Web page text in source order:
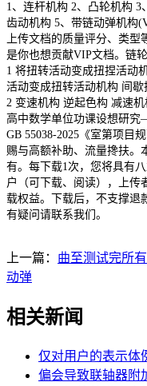
1、连杆机构 2、凸轮机构 3
齿动机构 5、带链动弹机构
上传文档的质量评分、类
是你也想贡献VIP文档。链
1 将扭转活动变成扭捏活动
活动变成扭转活动机构 间
2 变速机构 逆起色构 减速
高中数学单位功课设想研
GB 55038-2025《室第项目
赐与高额补助、流量搀扶。
有。每下载1次，您将具有
户（可下载、阅读），上传
载权益。下载后，不支撑退
有疑问请联系我们。
上一篇： 曲至测试完所
动弹
相关新闻
仅对用户的表示体
偏会导致联轴器附